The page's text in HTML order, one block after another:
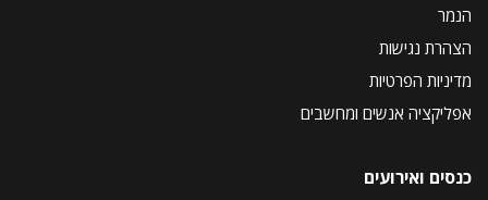
הנמר
הצהרת נגישות
מדיניות הפרטיות
אפליקציה אנשים ומחשבים
כנסים ואירועים